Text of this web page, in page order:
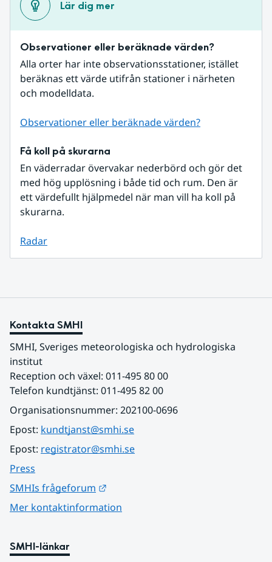
Lär dig mer
Observationer eller beräknade värden?
Alla orter har inte observationsstationer, istället
beräknas ett värde utifrån stationer i närheten
och modelldata.
Observationer eller beräknade värden?
Få koll på skurarna
En väderradar övervakar nederbörd och gör det
med hög upplösning i både tid och rum. Den är
ett värdefullt hjälpmedel när man vill ha koll på
skurarna.
Radar
Kontakta SMHI
SMHI, Sveriges meteorologiska och hydrologiska
institut
Reception och växel: 011-495 80 00
Telefon kundtjänst: 011-495 82 00
Organisationsnummer: 202100-0696
Epost: kundtjanst@smhi.se
Epost: registrator@smhi.se
Press
SMHIs frågeforum
Mer kontaktinformation
SMHI-länkar